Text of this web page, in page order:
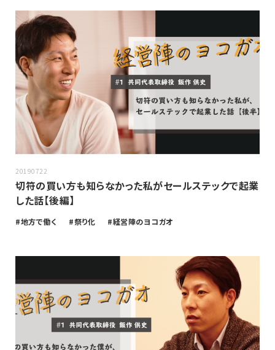
20190722
切符の買い方も知らなかった私がセールステックで起業
した話【後編】
地方で働く 祭り化 経営陣のヨコガオ